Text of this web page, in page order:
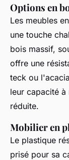
Options en
Les meubles
une touche
bois massif,
offre une
teck ou
leur capacité
réduite.
Mobilier en
Le plastique
prisé pour sa